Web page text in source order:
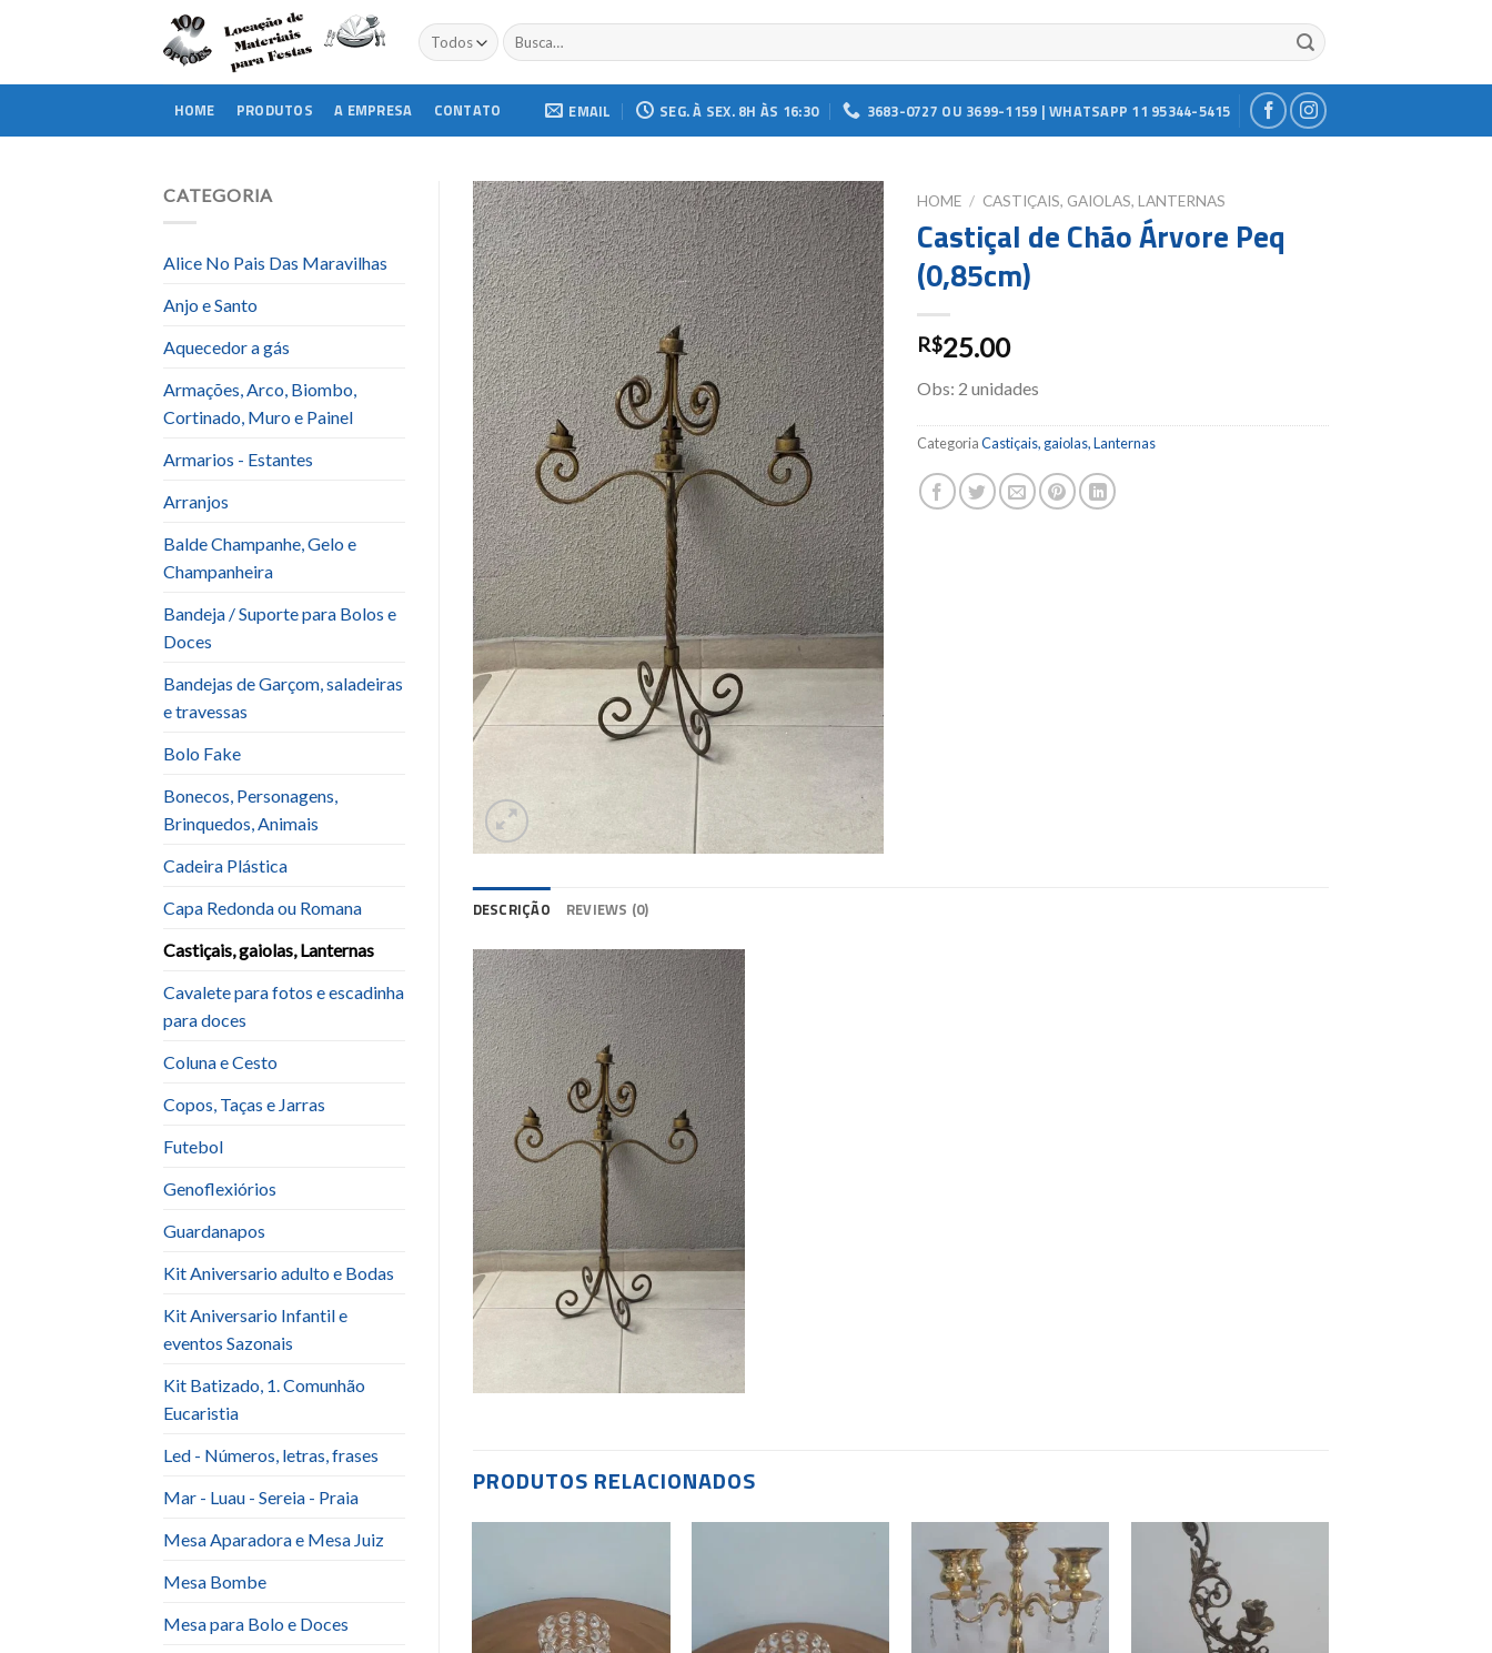
Buscar
por:
HOME PRODUTOS A EMPRESA CONTATO EMAIL SEG. À SEX. 8H ÀS 16:30 3683-0727 OU 3699-1159 | WHATSAPP 11 95344-5415
CATEGORIA
Alice No Pais Das Maravilhas
Anjo e Santo
Aquecedor a gás
Armações, Arco, Biombo,
Cortinado, Muro e Painel
Armarios - Estantes
Arranjos
Balde Champanhe, Gelo e
Champanheira
Bandeja / Suporte para Bolos e
Doces
Bandejas de Garçom, saladeiras
e travessas
Bolo Fake
Bonecos, Personagens,
Brinquedos, Animais
Cadeira Plástica
Capa Redonda ou Romana
Castiçais, gaiolas, Lanternas
Cavalete para fotos e escadinha
para doces
Coluna e Cesto
Copos, Taças e Jarras
Futebol
Genoflexiórios
Guardanapos
Kit Aniversario adulto e Bodas
Kit Aniversario Infantil e
eventos Sazonais
Kit Batizado, 1. Comunhão
Eucaristia
Led - Números, letras, frases
Mar - Luau - Sereia - Praia
Mesa Aparadora e Mesa Juiz
Mesa Bombe
Mesa para Bolo e Doces
Add to
wishlist
HOME / CASTIÇAIS, GAIOLAS, LANTERNAS
Castiçal de Chão Árvore Peq
(0,85cm)
R$25.00
Obs: 2 unidades
CategoriaCastiçais, gaiolas, Lanternas
DESCRIÇÃO REVIEWS (0)
PRODUTOS RELACIONADOS
wishlist
Add to
wishlist
Add to